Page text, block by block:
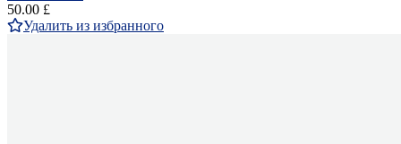
50.00 £
Удалить из избранного